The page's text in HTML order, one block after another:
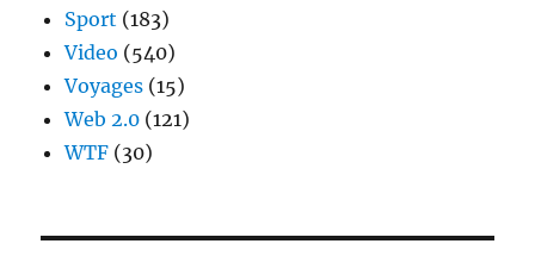
Sport (183)
Video (540)
Voyages (15)
Web 2.0 (121)
WTF (30)